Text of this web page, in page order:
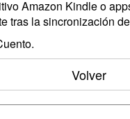
Amazon Kindle o
tras la sincronización
Volver